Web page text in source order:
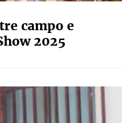
campo e
2025